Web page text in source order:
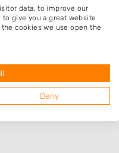
data, to improve our
give you a great website
cookies we use open the
Deny